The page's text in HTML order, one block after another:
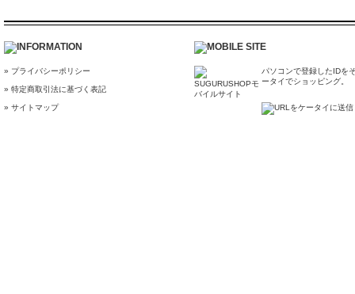
» プライバシーポリシー
» 特定商取引法に基づく表記
» サイトマップ
パソコンで登録したIDを
ータイでショッピング。